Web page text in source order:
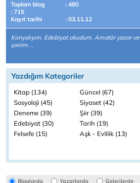
Toplam blog
: 480
: 715
Kayıt tarihi
: 03.11.12
Konyalıyım. Edebiyat okudum. Amatör yazar ve
şairim. ..
Yazdığım Kategoriler
Kitap (134)
Güncel (67)
Sosyoloji (45)
Siyaset (42)
Deneme (39)
Şiir (39)
Edebiyat (30)
Tarih (19)
Felsefe (15)
Aşk - Evlilik (13)
Bloglarda Yazarlarda Galerilerde